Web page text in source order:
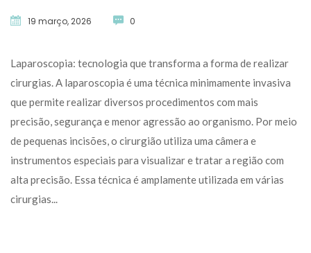
19 março, 2026 0
Laparoscopia: tecnologia que transforma a forma de realizar
cirurgias. A laparoscopia é uma técnica minimamente invasiva
que permite realizar diversos procedimentos com mais
precisão, segurança e menor agressão ao organismo. Por meio
de pequenas incisões, o cirurgião utiliza uma câmera e
instrumentos especiais para visualizar e tratar a região com
alta precisão. Essa técnica é amplamente utilizada em várias
cirurgias...